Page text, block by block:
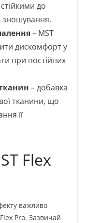
до
зношування.
– MST
дискомфорт у
при постійних
– добавка
тканини, що
її
Flex
важливо
Pro. Зазвичай